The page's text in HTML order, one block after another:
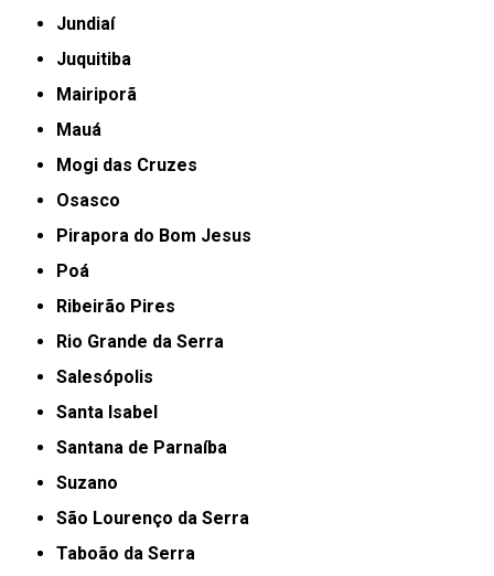
Jundiaí
Juquitiba
Mairiporã
Mauá
Mogi das Cruzes
Osasco
Pirapora do Bom Jesus
Poá
Ribeirão Pires
Rio Grande da Serra
Salesópolis
Santa Isabel
Santana de Parnaíba
Suzano
São Lourenço da Serra
Taboão da Serra